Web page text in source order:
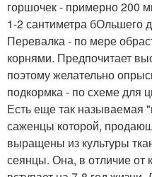
горшочек - примерно 200
1-2 сантиметра бОльшего
Перевалка - по мере
корнями. Предпочитает
поэтому желательно
подкормка - по схеме для
Есть еще так называемая
саженцы которой,
выращены из культуры
сеянцы. Она, в отличие от